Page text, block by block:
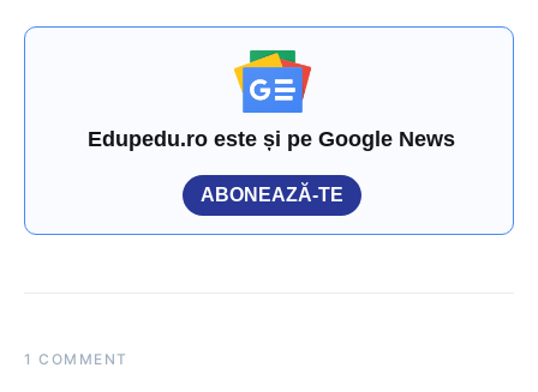
Edupedu.ro este și pe Google News
ABONEAZĂ-TE
1 COMMENT